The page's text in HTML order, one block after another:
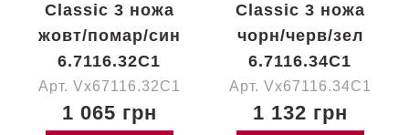
Classic 3 ножа
жовт/помар/син
6.7116.32C1
Арт. Vx67116.32C1
1 065 грн
Classic 3 ножа
чорн/черв/зел
6.7116.34C1
Арт. Vx67116.34C1
1 132 грн